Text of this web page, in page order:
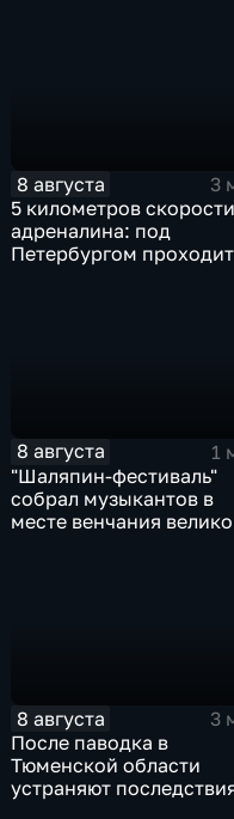
8 августа
3
5 километров
адреналина: под
Петербургом проходит
8 августа
1
"Шаляпин‑фестиваль"
собрал музыкантов в
месте венчания
8 августа
3
После паводка в
Тюменской области
устраняют